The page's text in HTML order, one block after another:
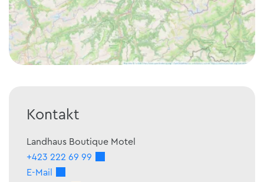
Kontakt
Landhaus Boutique Motel
+423 222 69 99
E-Mail